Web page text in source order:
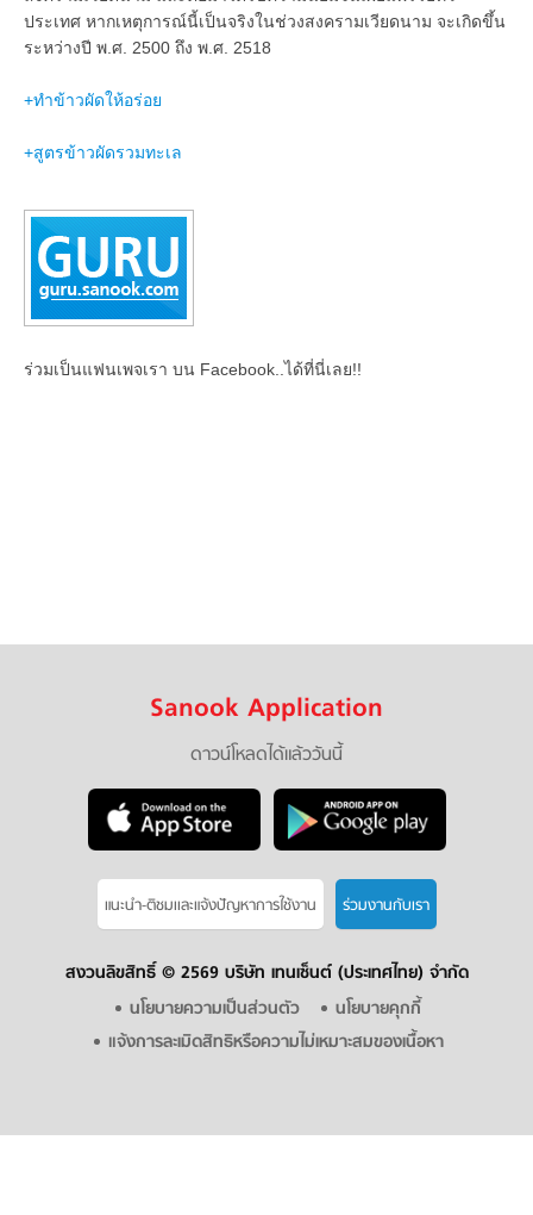
ประเทศ หากเหตุการณ์นี้เป็นจริงในช่วงสงครามเวียดนาม จะเกิดขึ้น
ระหว่างปี พ.ศ. 2500 ถึง พ.ศ. 2518
+ทำข้าวผัดให้อร่อย
+สูตรข้าวผัดรวมทะเล
ร่วมเป็นแฟนเพจเรา บน Facebook..ได้ที่นี่เลย!!
Sanook Application
ดาวน์โหลดได้แล้ววันนี้
แนะนำ-ติชมเเละแจ้งปัญหาการใช้งาน ร่วมงานกับเรา
สงวนลิขสิทธิ์ © 2569 บริษัท เทนเซ็นต์ (ประเทศไทย) จำกัด
นโยบายความเป็นส่วนตัว
นโยบายคุกกี้
แจ้งการละเมิดสิทธิหรือความไม่เหมาะสมของเนื้อหา